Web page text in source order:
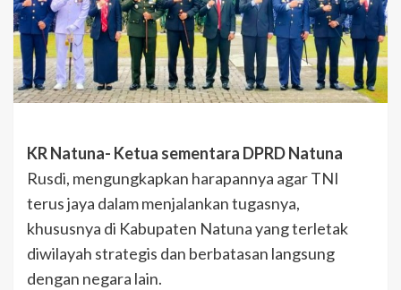
KR Natuna- Ketua sementara DPRD Natuna
Rusdi, mengungkapkan harapannya agar TNI
terus jaya dalam menjalankan tugasnya,
khususnya di Kabupaten Natuna yang terletak
diwilayah strategis dan berbatasan langsung
dengan negara lain.